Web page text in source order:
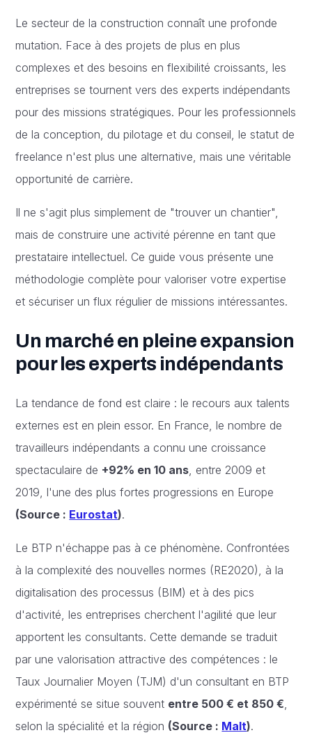
Le secteur de la construction connaît une profonde
mutation. Face à des projets de plus en plus
complexes et des besoins en flexibilité croissants, les
entreprises se tournent vers des experts indépendants
pour des missions stratégiques. Pour les professionnels
de la conception, du pilotage et du conseil, le statut de
freelance n'est plus une alternative, mais une véritable
opportunité de carrière.
Il ne s'agit plus simplement de "trouver un chantier",
mais de construire une activité pérenne en tant que
prestataire intellectuel. Ce guide vous présente une
méthodologie complète pour valoriser votre expertise
et sécuriser un flux régulier de missions intéressantes.
Un marché en pleine expansion
pour les experts indépendants
La tendance de fond est claire : le recours aux talents
externes est en plein essor. En France, le nombre de
travailleurs indépendants a connu une croissance
spectaculaire de +92% en 10 ans , entre 2009 et
2019, l'une des plus fortes progressions en Europe
(Source : Eurostat).
Le BTP n'échappe pas à ce phénomène. Confrontées
à la complexité des nouvelles normes (RE2020), à la
digitalisation des processus (BIM) et à des pics
d'activité, les entreprises cherchent l'agilité que leur
apportent les consultants. Cette demande se traduit
par une valorisation attractive des compétences : le
Taux Journalier Moyen (TJM) d'un consultant en BTP
expérimenté se situe souvent entre 500 € et 850 €
selon la spécialité et la région (Source : Malt).